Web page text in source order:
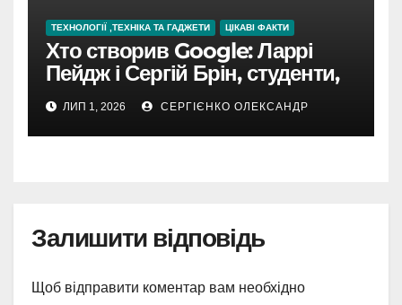
ТЕХНОЛОГІЇ ,ТЕХНІКА ТА ГАДЖЕТИ ЦІКАВІ ФАКТИ
Хто створив Google: Ларрі
Пейдж і Сергій Брін, студенти,
чия ідея підкорила інтернет
ЛИП 1, 2026 СЕРГІЄНКО ОЛЕКСАНДР
Залишити відповідь
Щоб відправити коментар вам необхідно